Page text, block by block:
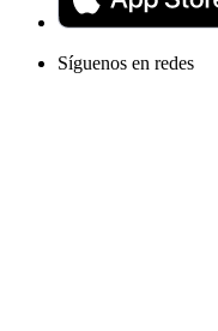
Síguenos en redes